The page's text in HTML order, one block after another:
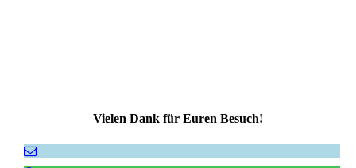
Vielen Dank für Euren Besuch!